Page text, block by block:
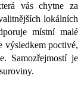
vás chytne za
lokálních
místní malé
výsledkem poctivé,
Samozřejmostí je